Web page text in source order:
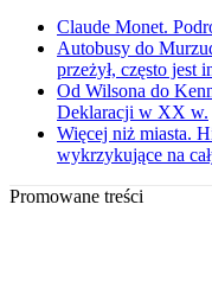
Claude Monet.
Autobusy do
przeżył, często jest
Od Wilsona do
Deklaracji w XX w.
Więcej niż miasta.
wykrzykujące na
Promowane treści